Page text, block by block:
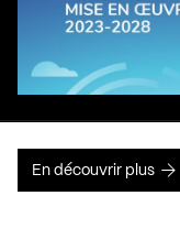
En découvrir plus